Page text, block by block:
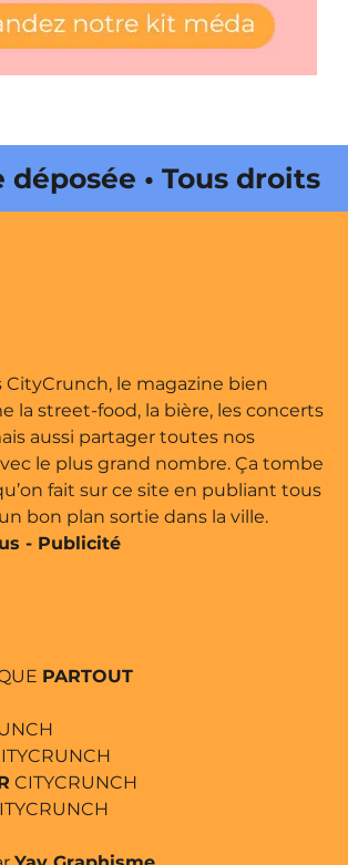
• Tous droits
Onda Web •
CityCrunch, le magazine bien
la street-food, la bière, les concerts
aussi partager toutes nos
le plus grand nombre. Ça tombe
fait sur ce site en publiant tous
un bon plan sortie dans la ville.
- Publicité
PARTOUT
CITYCRUNCH